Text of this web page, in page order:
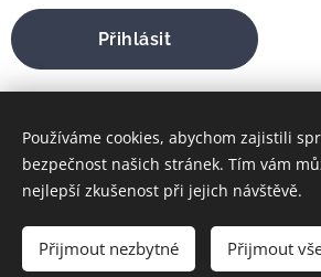
Přihlásit
bratrfilip@gmail.com
FILIP MARIA ŠTOJDL
Používáme cookies, abychom zajistili
bezpečnost našich stránek. Tím vám
nejlepší zkušenost při jejich návštěvě.
Přijmout nezbytné Přijmout